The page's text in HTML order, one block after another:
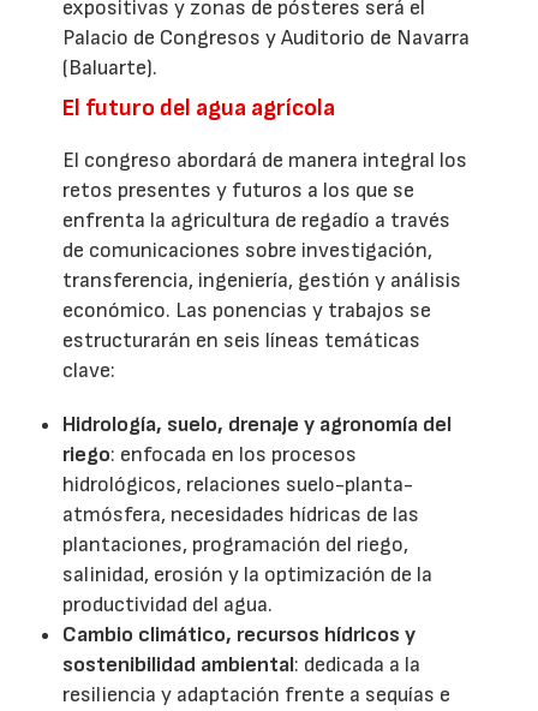
expositivas y zonas de pósteres será el
Palacio de Congresos y Auditorio de Navarra
(Baluarte).
El futuro del agua agrícola
El congreso abordará de manera integral los
retos presentes y futuros a los que se
enfrenta la agricultura de regadío a través
de comunicaciones sobre investigación,
transferencia, ingeniería, gestión y análisis
económico. Las ponencias y trabajos se
estructurarán en seis líneas temáticas
clave:
Hidrología, suelo, drenaje y agronomía del
riego: enfocada en los procesos
hidrológicos, relaciones suelo-planta-
atmósfera, necesidades hídricas de las
plantaciones, programación del riego,
salinidad, erosión y la optimización de la
productividad del agua.
Cambio climático, recursos hídricos y
sostenibilidad ambiental: dedicada a la
resiliencia y adaptación frente a sequías e